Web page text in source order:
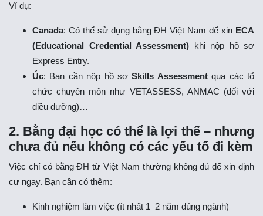
Ví dụ:
Canada: Có thể sử dụng bằng ĐH Việt Nam để xin ECA
(Educational Credential Assessment) khi nộp hồ sơ
Express Entry.
Úc: Bạn cần nộp hồ sơSkills Assessmentqua các tổ
chức chuyên môn như VETASSESS, ANMAC (đối với
điều dưỡng)…
2. Bằng đại học có thể là lợi thế – nhưng
chưa đủ nếu không có các yếu tố đi kèm
Việc chỉ có bằng ĐH từ Việt Nam thường không đủ để xin định
cư ngay. Bạn cần có thêm:
Kinh nghiệm làm việc (ít nhất 1–2 năm đúng ngành)